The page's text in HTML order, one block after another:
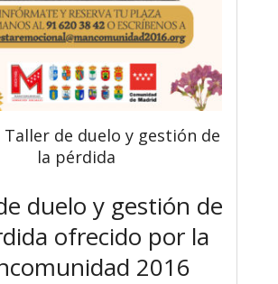
de duelo y gestión de
la pérdida
duelo y gestión de
ofrecido por la
2016